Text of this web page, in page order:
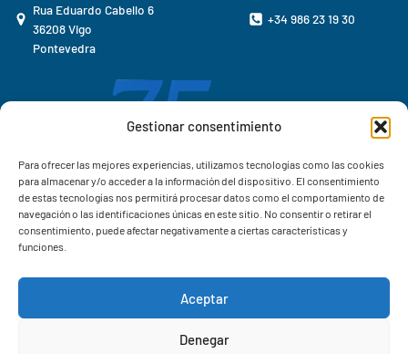
Gestionar consentimiento
Para ofrecer las mejores experiencias, utilizamos tecnologías como las cookies
para almacenar y/o acceder a la información del dispositivo. El consentimiento
de estas tecnologías nos permitirá procesar datos como el comportamiento de
navegación o las identificaciones únicas en este sitio. No consentir o retirar el
consentimiento, puede afectar negativamente a ciertas características y
funciones.
Aceptar
Denegar
Rua Eduardo Cabello 6
36208 Vigo
Pontevedra
+34 986 23 19 30
Correo IIM